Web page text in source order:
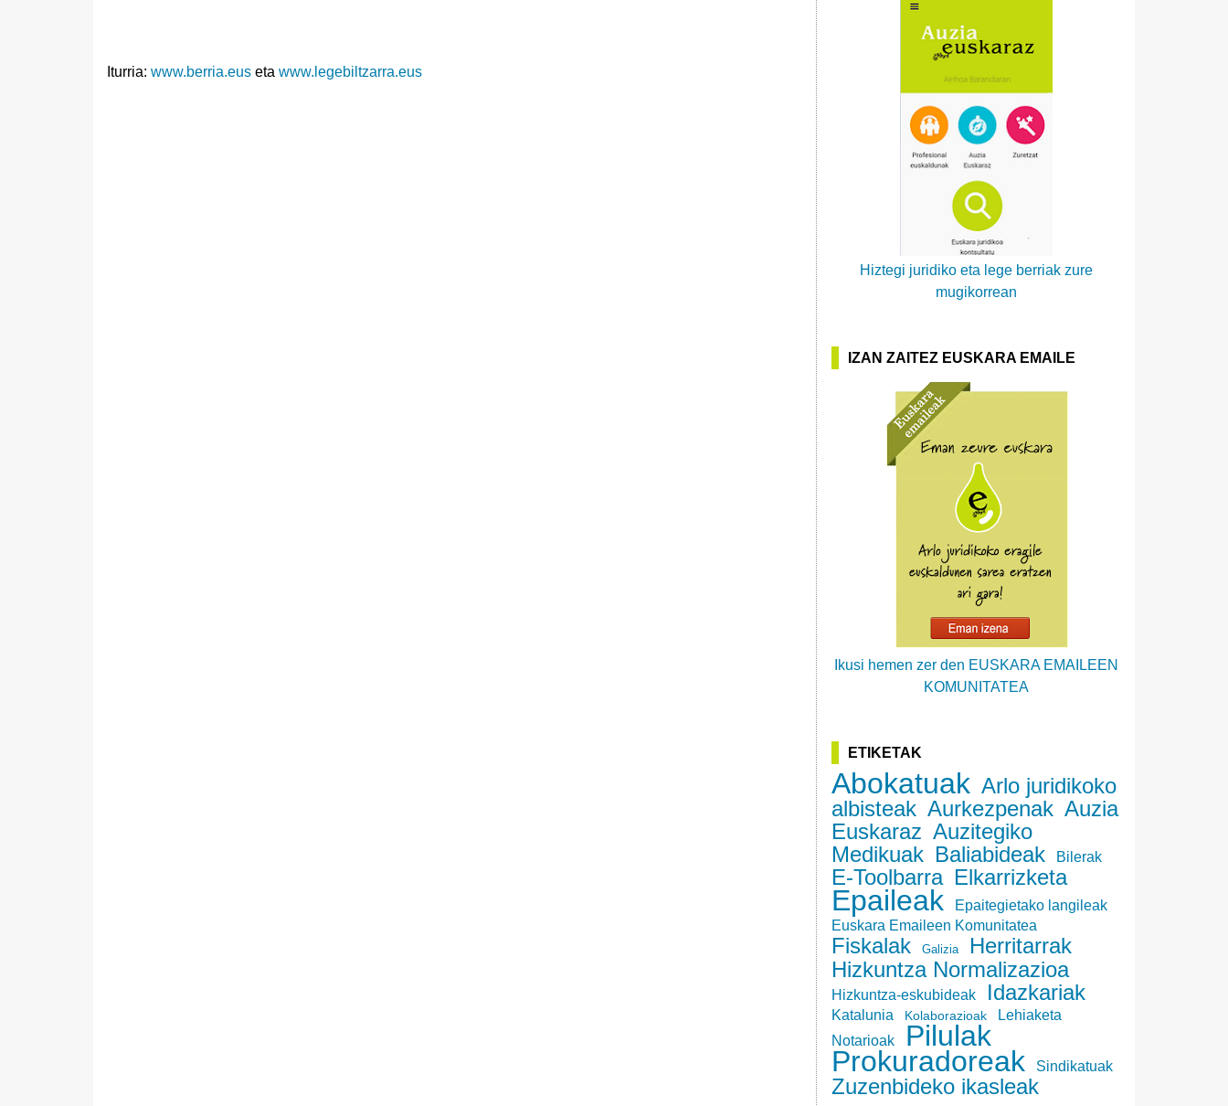
Iturria: www.berria.eus eta www.legebiltzarra.eus
Hiztegi juridiko eta lege berriak zure
mugikorrean
IZAN ZAITEZ EUSKARA EMAILE
Ikusi hemen zer den EUSKARA EMAILEEN
KOMUNITATEA
ETIKETAK
Abokatuak Arlo juridikoko
albisteak Aurkezpenak Auzia
Euskaraz Auzitegiko
Medikuak Baliabideak Bilerak
E-Toolbarra Elkarrizketa
Epaileak
Epaitegietako langileak
Euskara Emaileen Komunitatea
Fiskalak Galizia
Herritarrak
Hizkuntza Normalizazioa
Hizkuntza-eskubideak Idazkariak
Katalunia Kolaborazioak
Lehiaketa
Notarioak
Pilulak
Prokuradoreak Sindikatuak
Zuzenbideko ikasleak